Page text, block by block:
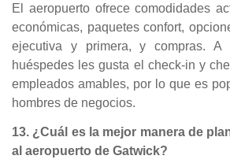
El aeropuerto ofrece comodidades
económicas, paquetes confort,
ejecutiva y primera, y compras.
huéspedes les gusta el check-in y
empleados amables, por lo que es
hombres de negocios.
13. ¿Cuál es la mejor manera de
al aeropuerto de Gatwick?